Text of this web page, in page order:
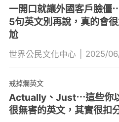
一開口就讓外國客戶臉僵
5句英文別再說，真的會
尬
世界公民文化中心 2025/
戒掉爛英文
Actually、Just⋯這些你
很無害的英文，其實很扣